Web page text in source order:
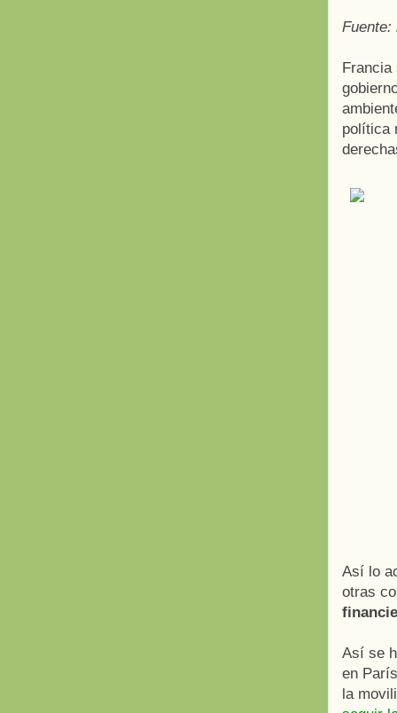
Fuente:
Francia
política
Así lo
otras
Así se
en
la